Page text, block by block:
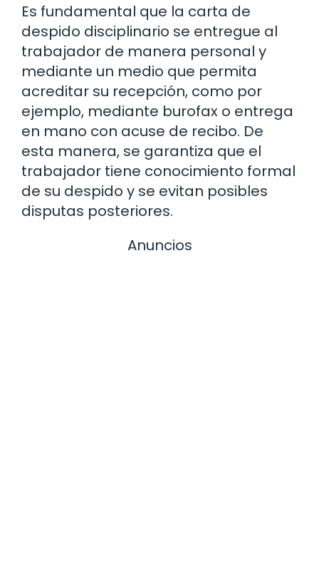
Es fundamental que la carta de
despido disciplinario se entregue al
trabajador de manera personal y
mediante un medio que permita
acreditar su recepción, como por
ejemplo, mediante burofax o entrega
en mano con acuse de recibo. De
esta manera, se garantiza que el
trabajador tiene conocimiento formal
de su despido y se evitan posibles
disputas posteriores.
Anuncios